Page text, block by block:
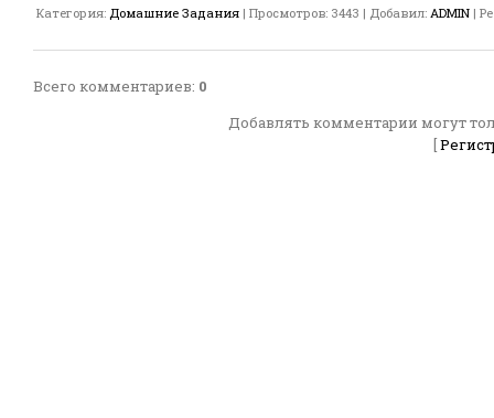
Категория: Домашние Задания | Просмотров: 3443 | Добавил: ADMIN |
Всего комментариев: 0
Добавлять комментарии могут
[